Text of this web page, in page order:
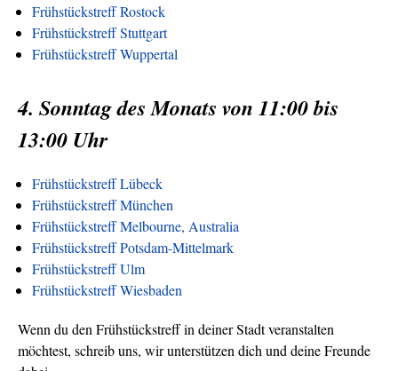
Frühstückstreff Rostock
Frühstückstreff Stuttgart
Frühstückstreff Wuppertal
4. Sonntag des Monats von 11:00 bis
13:00 Uhr
Frühstückstreff Lübeck
Frühstückstreff München
Frühstückstreff Melbourne, Australia
Frühstückstreff Potsdam-Mittelmark
Frühstückstreff Ulm
Frühstückstreff Wiesbaden
Wenn du den Frühstückstreff in deiner Stadt veranstalten
möchtest, schreib uns, wir unterstützen dich und deine Freunde